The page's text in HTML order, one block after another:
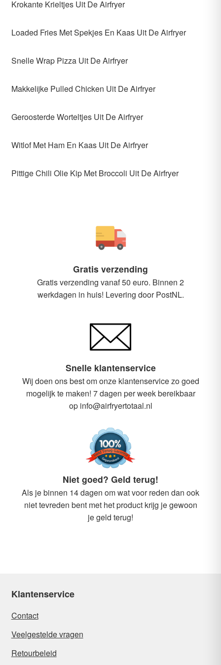
Krokante Krieltjes Uit De Airfryer
Loaded Fries Met Spekjes En Kaas Uit De Airfryer
Snelle Wrap Pizza Uit De Airfryer
Makkelijke Pulled Chicken Uit De Airfryer
Geroosterde Worteltjes Uit De Airfryer
Witlof Met Ham En Kaas Uit De Airfryer
Pittige Chili Olie Kip Met Broccoli Uit De Airfryer
Gratis verzending
Gratis verzending vanaf 50 euro. Binnen 2
werkdagen in huis! Levering door PostNL.
Snelle klantenservice
Wij doen ons best om onze klantenservice zo goed
mogelijk te maken! 7 dagen per week bereikbaar
op info@airfryertotaal.nl
Niet goed? Geld terug!
Als je binnen 14 dagen om wat voor reden dan ook
niet tevreden bent met het product krijg je gewoon
je geld terug!
Klantenservice
Contact
Veelgestelde vragen
Retourbeleid